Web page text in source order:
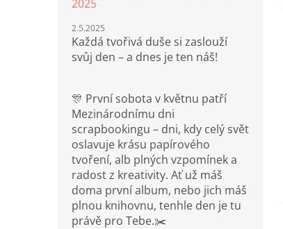
2025
2.5.2025
Každá tvořivá duše si zaslouží
svůj den – a dnes je ten náš!
🎊 První sobota v květnu patří
Mezinárodnímu dni
scrapbookingu – dni, kdy celý svět
oslavuje krásu papírového
tvoření, alb plných vzpomínek a
radost z kreativity. Ať už máš
doma první album, nebo jich máš
plnou knihovnu, tenhle den je tu
právě pro Tebe.✂️